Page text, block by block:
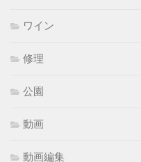
ワイン
修理
公園
動画
動画編集